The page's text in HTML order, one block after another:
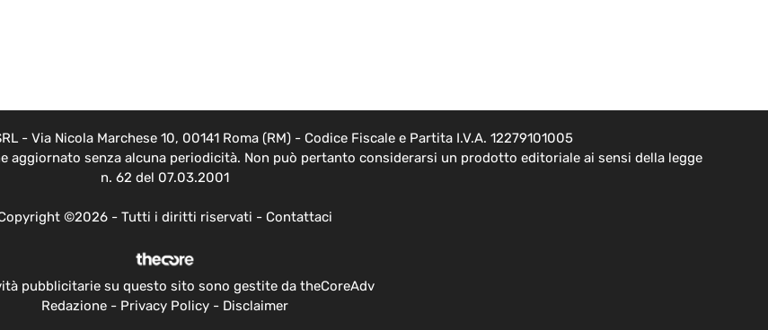
- Via Nicola Marchese 10, 00141 Roma (RM) - Codice Fiscale e Partita I.V.A. 12279101005
senza alcuna periodicità. Non può pertanto considerarsi un prodotto editoriale ai sensi della legge
n. 62 del 07.03.2001
©2026 - Tutti i diritti riservati - Contattaci
pubblicitarie su questo sito sono gestite da theCoreAdv
Redazione- Privacy Policy- Disclaimer